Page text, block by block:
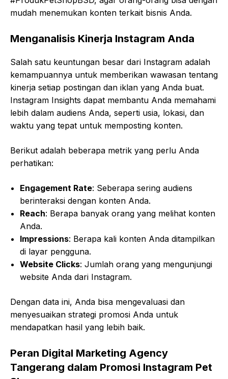
mudah menemukan konten terkait bisnis Anda.
Menganalisis Kinerja Instagram Anda
Salah satu keuntungan besar dari Instagram adalah
kemampuannya untuk memberikan wawasan tentang
kinerja setiap postingan dan iklan yang Anda buat.
Instagram Insights dapat membantu Anda memahami
lebih dalam audiens Anda, seperti usia, lokasi, dan
waktu yang tepat untuk memposting konten.
Berikut adalah beberapa metrik yang perlu Anda
perhatikan:
Engagement Rate: Seberapa sering audiens
berinteraksi dengan konten Anda.
Reach: Berapa banyak orang yang melihat konten
Anda.
Impressions: Berapa kali konten Anda ditampilkan
di layar pengguna.
Website Clicks: Jumlah orang yang mengunjungi
website Anda dari Instagram.
Dengan data ini, Anda bisa mengevaluasi dan
menyesuaikan strategi promosi Anda untuk
mendapatkan hasil yang lebih baik.
Peran Digital Marketing Agency
Tangerang dalam Promosi Instagram Pet